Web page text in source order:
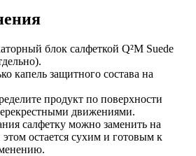
блок салфеткой Q²M Suede
капель защитного состава на
продукт по поверхности
движениями.
салфетку можно заменить на
остается сухим и готовым к